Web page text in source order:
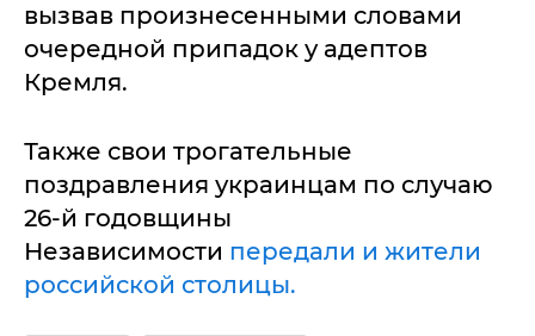
вызвав произнесенными словами
очередной припадок у адептов
Кремля.
Также свои трогательные
поздравления украинцам по случаю
26-й годовщины
Независимости передали и жители
российской столицы.